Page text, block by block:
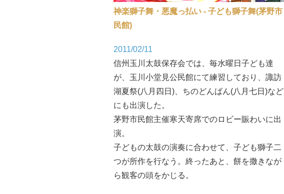
神楽獅子舞・悪魔っ払い - 子ども獅子舞(茅野市
民館)
2011/02/11
信州玉川太鼓保存会では、毎水曜日子ども達
が、玉川小堂見公民館にて練習しており、諏訪
湖夏祭(八月四日)、ちのどんばん(八月七日)など
にも出演した。
茅野市民館主催寒天寄席でのロビー賑わいに出
演。
子どもの太鼓の演奏に合わせて、子ども獅子二
つが所作を行なう。終ったあと、餅を撒きなが
ら観客の頭をかじる。